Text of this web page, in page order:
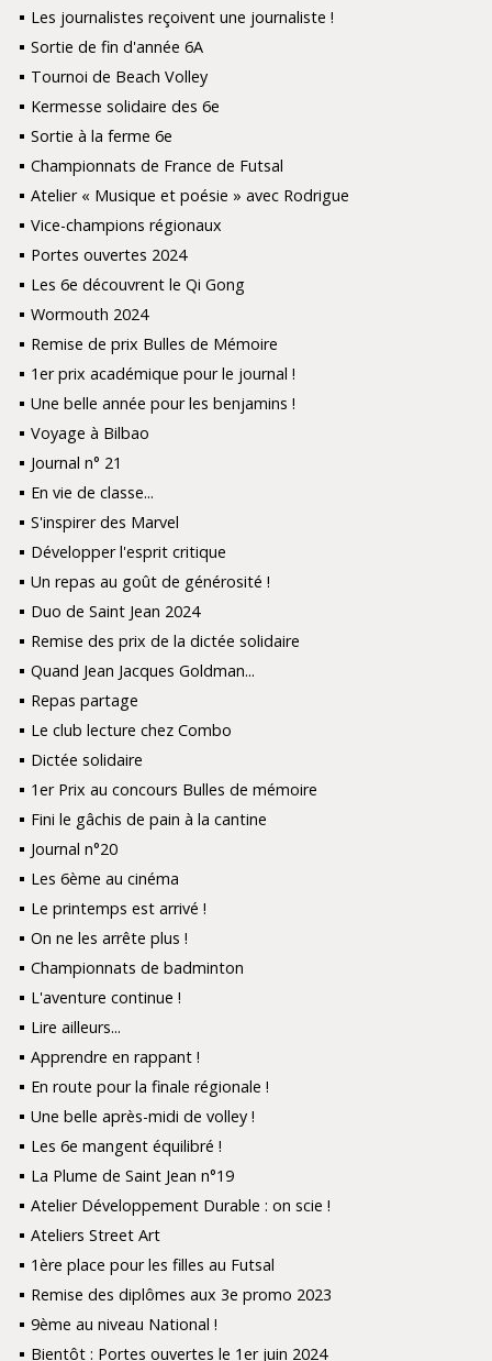
Les journalistes reçoivent une journaliste !
Sortie de fin d'année 6A
Tournoi de Beach Volley
Kermesse solidaire des 6e
Sortie à la ferme 6e
Championnats de France de Futsal
Atelier « Musique et poésie » avec Rodrigue
Vice-champions régionaux
Portes ouvertes 2024
Les 6e découvrent le Qi Gong
Wormouth 2024
Remise de prix Bulles de Mémoire
1er prix académique pour le journal !
Une belle année pour les benjamins !
Voyage à Bilbao
Journal n° 21
En vie de classe...
S'inspirer des Marvel
Développer l'esprit critique
Un repas au goût de générosité !
Duo de Saint Jean 2024
Remise des prix de la dictée solidaire
Quand Jean Jacques Goldman...
Repas partage
Le club lecture chez Combo
Dictée solidaire
1er Prix au concours Bulles de mémoire
Fini le gâchis de pain à la cantine
Journal n°20
Les 6ème au cinéma
Le printemps est arrivé !
On ne les arrête plus !
Championnats de badminton
L'aventure continue !
Lire ailleurs...
Apprendre en rappant !
En route pour la finale régionale !
Une belle après-midi de volley !
Les 6e mangent équilibré !
La Plume de Saint Jean n°19
Atelier Développement Durable : on scie !
Ateliers Street Art
1ère place pour les filles au Futsal
Remise des diplômes aux 3e promo 2023
9ème au niveau National !
Bientôt : Portes ouvertes le 1er juin 2024